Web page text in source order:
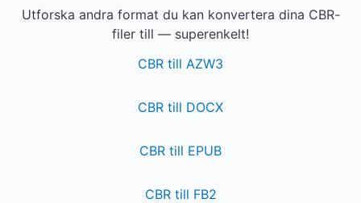
Utforska andra format du kan konvertera dina CBR-
filer till — superenkelt!
CBR till AZW3
CBR till DOCX
CBR till EPUB
CBR till FB2